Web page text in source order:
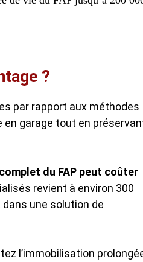
?
par rapport aux méthodes
garage tout en
du FAP peut coûter
revient à environ 300
une solution de
l’immobilisation